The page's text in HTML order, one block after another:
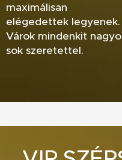
maximálisan
elégedettek legyenek.
Várok mindenkit
sok szeretettel.